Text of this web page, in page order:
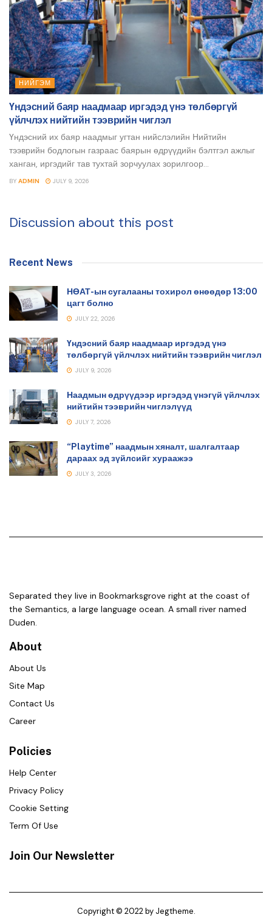
НИЙГЭМ
Үндэсний баяр наадмаар иргэдэд үнэ төлбөргүй
үйлчлэх нийтийн тээврийн чиглэл
Үндэсний их баяр наадмыг угтан нийслэлийн Нийтийн
тээврийн бодлогын газраас баярын өдрүүдийн бэлтгэл ажлыг
ханган, иргэдийг тав тухтай зорчуулах зорилгоор...
BY ADMIN JULY 9, 2026
Discussion about this post
Recent News
НӨАТ-ын сугалааны тохирол өнөөдөр 13:00
цагт болно
JULY 22, 2026
Үндэсний баяр наадмаар иргэдэд үнэ
төлбөргүй үйлчлэх нийтийн тээврийн чиглэл
JULY 9, 2026
Наадмын өдрүүдээр иргэдэд үнэгүй үйлчлэх
нийтийн тээврийн чиглэлүүд
JULY 7, 2026
“Playtime” наадмын хяналт, шалгалтаар
дараах эд зүйлсийг хураажээ
JULY 3, 2026